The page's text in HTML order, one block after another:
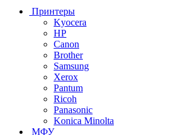
Принтеры
Kyocera
HP
Canon
Brother
Samsung
Xerox
Pantum
Ricoh
Panasonic
Konica Minolta
МФУ